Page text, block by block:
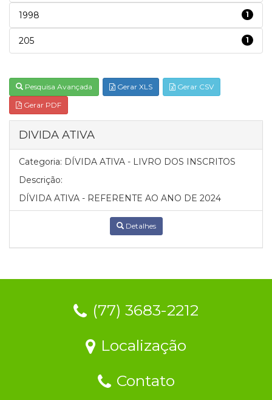
1998 1
205 1
Pesquisa Avançada Gerar XLS
Gerar CSV
Gerar PDF
DIVIDA ATIVA
Categoria: DÍVIDA ATIVA - LIVRO DOS INSCRITOS
Descrição:
DÍVIDA ATIVA - REFERENTE AO ANO DE 2024
Detalhes
(77) 3683-2212
Localização
Contato